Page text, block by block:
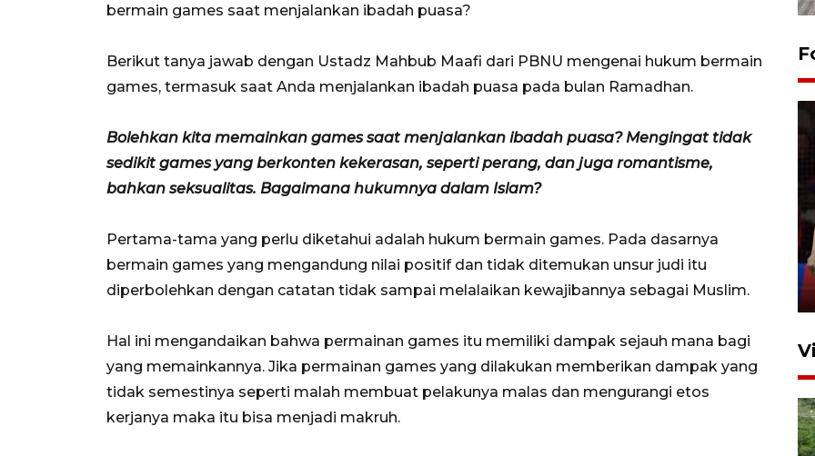
bermain games saat menjalankan ibadah puasa?
Berikut tanya jawab dengan Ustadz Mahbub Maafi dari PBNU mengenai hukum bermain
games, termasuk saat Anda menjalankan ibadah puasa pada bulan Ramadhan.
Bolehkan kita memainkan games saat menjalankan ibadah puasa? Mengingat tidak
sedikit games yang berkonten kekerasan, seperti perang, dan juga romantisme,
bahkan seksualitas. Bagaimana hukumnya dalam Islam?
Pertama-tama yang perlu diketahui adalah hukum bermain games. Pada dasarnya
bermain games yang mengandung nilai positif dan tidak ditemukan unsur judi itu
diperbolehkan dengan catatan tidak sampai melalaikan kewajibannya sebagai Muslim.
Hal ini mengandaikan bahwa permainan games itu memiliki dampak sejauh mana bagi
yang memainkannya. Jika permainan games yang dilakukan memberikan dampak yang
tidak semestinya seperti malah membuat pelakunya malas dan mengurangi etos
kerjanya maka itu bisa menjadi makruh.
upaya pelestarian budaya di
Ibu Kota
11 April 2026